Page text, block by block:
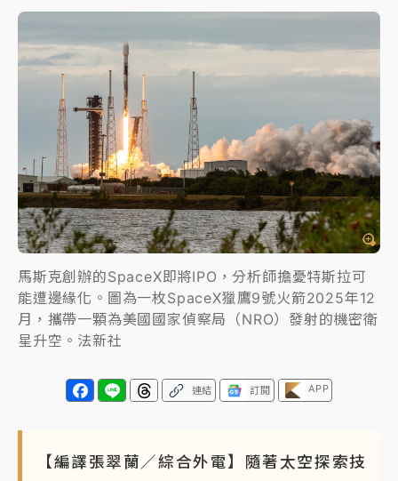
獨家｜ 和欣客運總裁逝世！少東涉洗錢遭收押 戴手銬
腳鐐提前奔靈堂畫面曝
處置制度大變革！ 證交所今起縮短股票「關禁閉」天
數與撮合時間
才續任就飛美國大學面試 清大校長高為元致歉：機會
到來時引起我的好奇
白海豚颱風解除海警 西南風來了！4縣市大雨特報、各
地午後雷雨
分析｜ 7月營收甫首破單月9000億元下半年續旺指
標？ 鴻海本週法說法人關注的四大重點
NBA｜ 傳奇名帥驚傳離世！曾以「瘋狂籃球」震撼聯
馬斯克創辦的SpaceX即將IPO，分析師擔憂特斯拉可
能遭邊緣化。圖為一枚SpaceX獵鷹9號火箭2025年12
月，攜帶一顆為美國國家偵察局（NRO）發射的機密衛
星升空。法新社
連結 訂閱 APP
【編譯張翠蘭／綜合外電】隨著太空探索技